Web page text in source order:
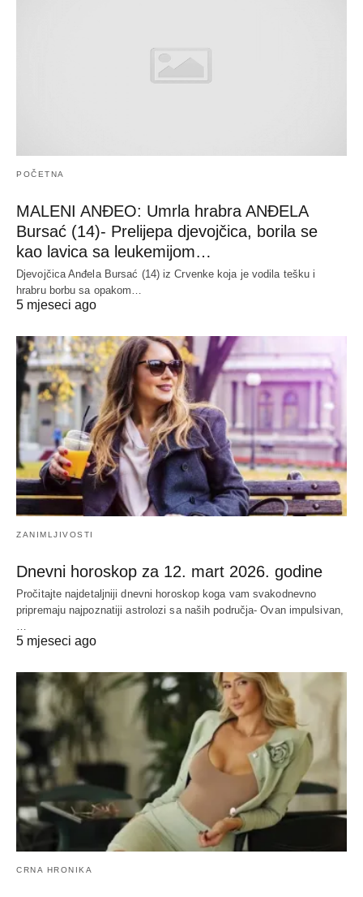
POČETNA
MALENI ANĐEO: Umrla hrabra ANĐELA
Bursać (14)- Prelijepa djevojčica, borila se
kao lavica sa leukemijom…
Djevojčica Anđela Bursać (14) iz Crvenke koja je vodila tešku i
hrabru borbu sa opakom…
5 mjeseci ago
ZANIMLJIVOSTI
Dnevni horoskop za 12. mart 2026. godine
Pročitajte najdetaljniji dnevni horoskop koga vam svakodnevno
pripremaju najpoznatiji astrolozi sa naših područja- Ovan impulsivan,
5 mjeseci ago
CRNA HRONIKA